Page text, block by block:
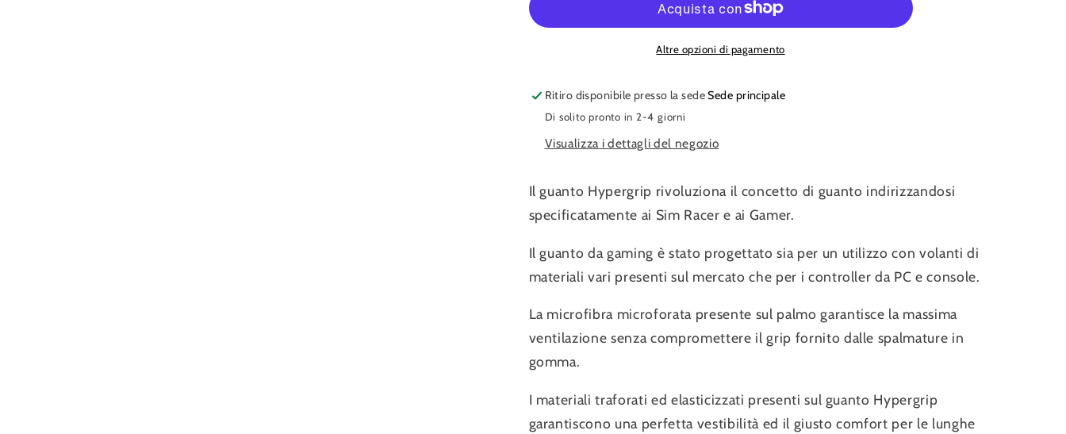
Altre opzioni di pagamento
Ritiro disponibile presso la sedeSede principale
Di solito pronto in 2-4 giorni
Visualizza i dettagli del negozio
Il guanto Hypergrip rivoluziona il concetto di guanto indirizzandosi
specificatamente ai Sim Racer e ai Gamer.
Il guanto da gaming è stato progettato sia per un utilizzo con volanti di
materiali vari presenti sul mercato che per i controller da PC e console.
La microfibra microforata presente sul palmo garantisce la massima
ventilazione senza compromettere il grip fornito dalle spalmature in
gomma.
I materiali traforati ed elasticizzati presenti sul guanto Hypergrip
garantiscono una perfetta vestibilità ed il giusto comfort per le lunghe